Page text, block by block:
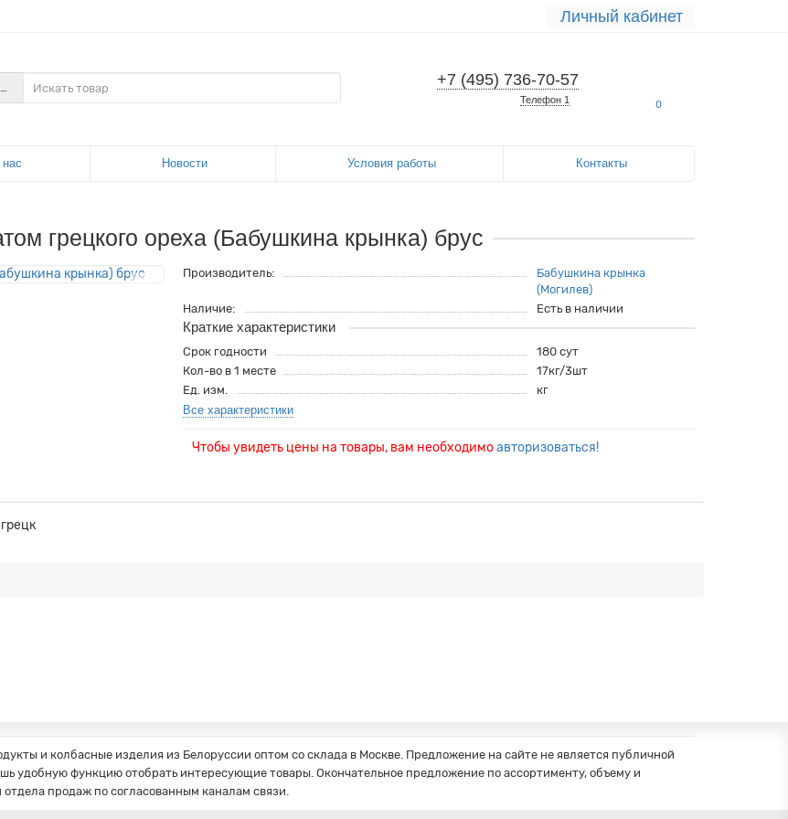
Личный кабинет
+7 (495) 736-70-57
Телефон 1 0
Новости Условия работы Контакты
грецкого ореха (Бабушкина крынка) брус
Производитель:
Бабушкина крынка
(Могилев)
Наличие:
Есть в наличии
Краткие характеристики
Срок годности
180 сут
Кол-во в 1 месте
17кг/3шт
Ед. изм.
кг
Все характеристики
Чтобы увидеть цены на товары, вам необходимоавторизоваться!
и колбасные изделия из Белоруссии оптом со склада в Москве. Предложение на сайте не является публичной
удобную функцию отобрать интересующие товары. Окончательное предложение по ассортименту, объему и
продаж по согласованным каналам связи.